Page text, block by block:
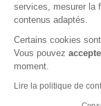
services, mesurer la
contenus adaptés.
Certains cookies
Vous pouvez
moment.
Lire la politique de